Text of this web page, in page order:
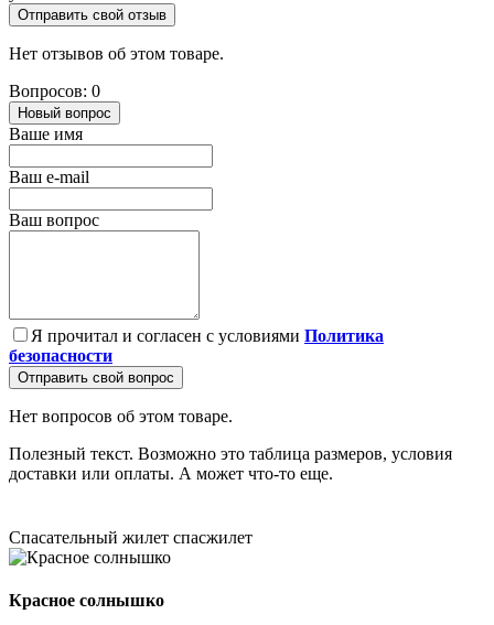
Отправить свой отзыв
Нет отзывов об этом товаре.
Вопросов: 0
Новый вопрос
Ваше имя
Ваш e-mail
Ваш вопрос
Я прочитал и согласен с условиями Политика
безопасности
Отправить свой вопрос
Нет вопросов об этом товаре.
Полезный текст. Возможно это таблица размеров, условия
доставки или оплаты. А может что-то еще.
Спасательный жилет спасжилет
Красное солнышко